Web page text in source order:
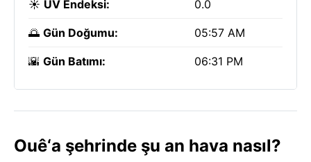
☀️ UV Endeksi: 0.0
🌅 Gün Doğumu: 05:57 AM
🌇 Gün Batımı: 06:31 PM
Ouê‘a şehrinde şu an hava nasıl?